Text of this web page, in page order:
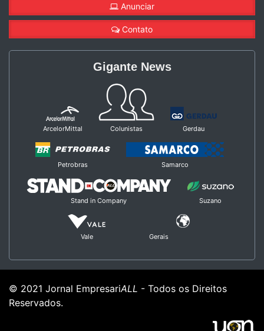
Anunciar
Contato
Gigante News
ArcelorMittal Colunistas Gerdau
Petrobras Samarco
Stand in Company Suzano
Vale Gerais
© 2021 Jornal EmpresariALL - Todos os Direitos
Reservados.